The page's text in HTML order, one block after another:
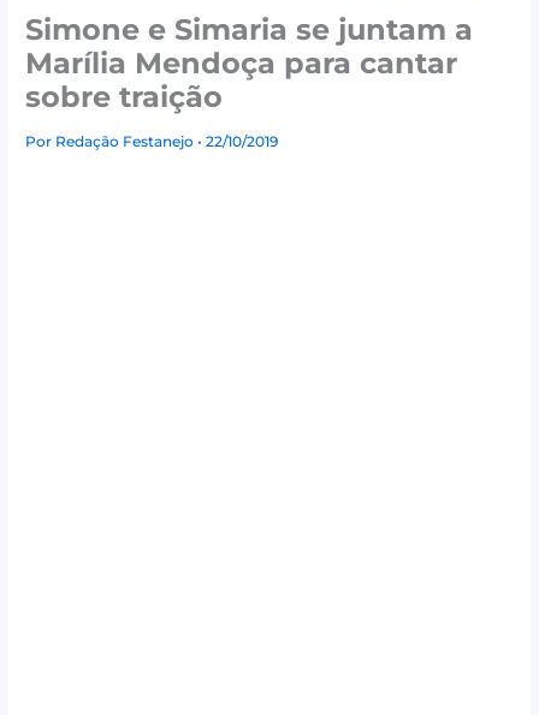
Simone e Simaria se juntam a
Marília Mendoça para cantar
sobre traição
Por Redação Festanejo• 22/10/2019